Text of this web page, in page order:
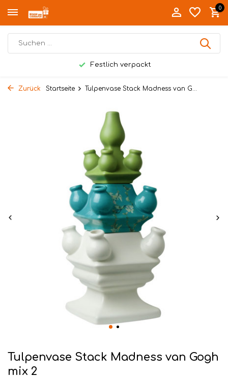
0
Festlich verpackt
Zurück Startseite Tulpenvase Stack Madness van G...
Tulpenvase Stack Madness van Gogh
mix 2